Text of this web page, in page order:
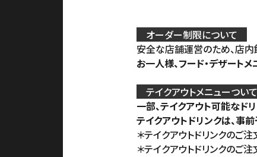
オーダー制限について
安全な店舗運営のため、店
お一人様、フード・デザート
テイクアウトメニューつい
一部、テイクアウト可能なド
テイクアウトドリンクは、事
＊テイクアウトドリンクのご
＊テイクアウトドリンクのご